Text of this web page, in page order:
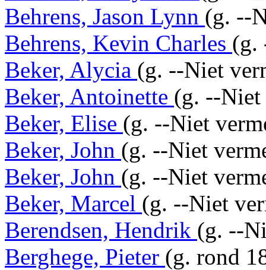
Behrens, Jason Lynn (g. --
Behrens, Kevin Charles (g.
Beker, Alycia (g. --Niet
Beker, Antoinette (g. --
Beker, Elise (g. --Niet
Beker, John (g. --Niet
Beker, John (g. --Niet
Beker, Marcel (g. --Niet
Berendsen, Hendrik (g. --
Berghege, Pieter (g. rond